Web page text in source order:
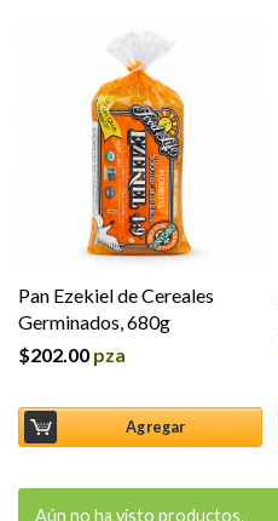
Pan Ezekiel de Cereales
Germinados, 680g
$202.00 pza
Agregar
Aún no ha visto productos.